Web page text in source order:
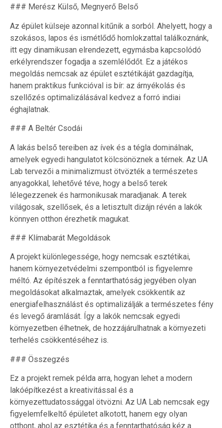
### Merész Külső, Megnyerő Belső
Az épület külseje azonnal kitűnik a sorból. Ahelyett, hogy a
szokásos, lapos és ismétlődő homlokzattal találkoznánk,
itt egy dinamikusan elrendezett, egymásba kapcsolódó
erkélyrendszer fogadja a szemlélődőt. Ez a játékos
megoldás nemcsak az épület esztétikáját gazdagítja,
hanem praktikus funkcióval is bír: az árnyékolás és
szellőzés optimalizálásával kedvez a forró indiai
éghajlatnak.
### A Beltér Csodái
A lakás belső tereiben az ívek és a tégla dominálnak,
amelyek egyedi hangulatot kölcsönöznek a térnek. Az UA
Lab tervezői a minimalizmust ötvözték a természetes
anyagokkal, lehetővé téve, hogy a belső terek
lélegezzenek és harmonikusak maradjanak. A terek
világosak, szellősek, és a letisztult dizájn révén a lakók
könnyen otthon érezhetik magukat.
### Klímabarát Megoldások
A projekt különlegessége, hogy nemcsak esztétikai,
hanem környezetvédelmi szempontból is figyelemre
méltó. Az építészek a fenntarthatóság jegyében olyan
megoldásokat alkalmaztak, amelyek csökkentik az
energiafelhasználást és optimalizálják a természetes fény
és levegő áramlását. Így a lakók nemcsak egyedi
környezetben élhetnek, de hozzájárulhatnak a környezeti
terhelés csökkentéséhez is.
### Összegzés
Ez a projekt remek példa arra, hogyan lehet a modern
lakóépítkezést a kreativitással és a
környezettudatossággal ötvözni. Az UA Lab nemcsak egy
figyelemfelkeltő épületet alkotott, hanem egy olyan
otthont, ahol az esztétika és a fenntarthatóság kéz a